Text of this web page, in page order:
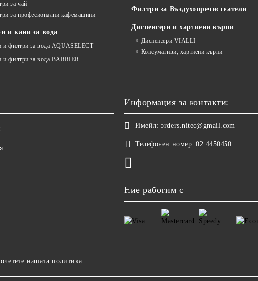
за чай
за професионални кафемашини
и кани за вода
и филтри за вода AQUASELECT
и филтри за вода BARRIER
Филтри за Въздухопречистватели
Диспенсери и хартиени кърпи
Диспенсери VIALLI
Консумативи, хартиени кърпи
Информация за контакти:
Имейл: orders.nitec@gmail.com
Телефонен номер: 02 4450450
Ние работим с
нашата политика